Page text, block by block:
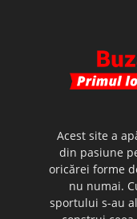
Acest site a
din pasiune
oricărei forme
nu numai.
sportului s-au